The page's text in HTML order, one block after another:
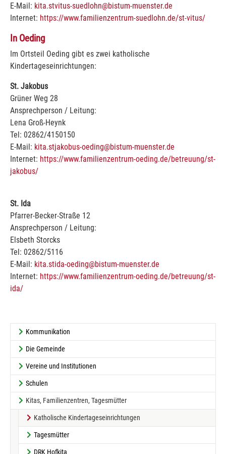
E-Mail: kita.stvitus-suedlohn@bistum-muenster.de
Internet: https://www.familienzentrum-suedlohn.de/st-vitus/
In Oeding
Im Ortsteil Oeding gibt es zwei katholische
Kindertageseinrichtungen:
St. Jakobus
Grüner Weg 28
Ansprechperson / Leitung:
Lena Groß-Heynk
Tel: 02862/4150150
E-Mail: kita.stjakobus-oeding@bistum-muenster.de
Internet: https://www.familienzentrum-oeding.de/betreuung/st-
jakobus/
St. Ida
Pfarrer-Becker-Straße 12
Ansprechperson / Leitung:
Elsbeth Storcks
Tel: 02862/5116
E-Mail: kita.stida-oeding@bistum-muenster.de
Internet: https://www.familienzentrum-oeding.de/betreuung/st-
ida/
Kommunikation
Die Gemeinde
Vereine und Institutionen
Schulen
Kitas, Familienzentren, Tagesmütter
Katholische Kindertageseinrichtungen
Tagesmütter
DRK Hofkita